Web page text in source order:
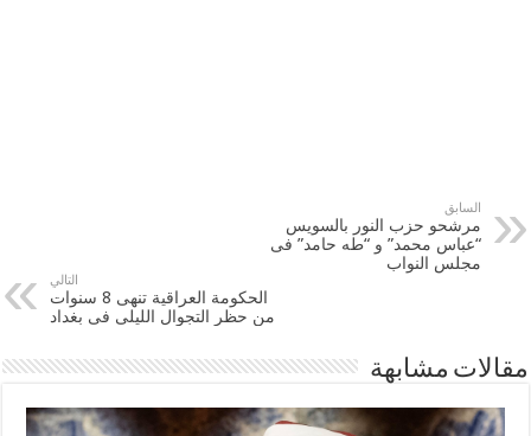
السابق
مرشحو حزب النور بالسويس
“عباس محمد” و “طه حامد” فى
مجلس النواب
التالي
الحكومة العراقية تنهى 8 سنوات
من حظر التجوال الليلى فى بغداد
مقالات مشابهة